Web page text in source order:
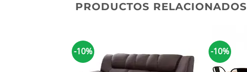
PRODUCTOS RELACIONADOS
-10% -10%